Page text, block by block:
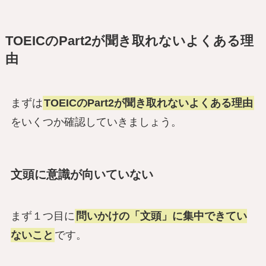
TOEICのPart2が聞き取れないよくある理
由
まずはTOEICのPart2が聞き取れないよくある理由
をいくつか確認していきましょう。
文頭に意識が向いていない
まず１つ目に 問いかけの「文頭」に集中できてい
ないこと です。